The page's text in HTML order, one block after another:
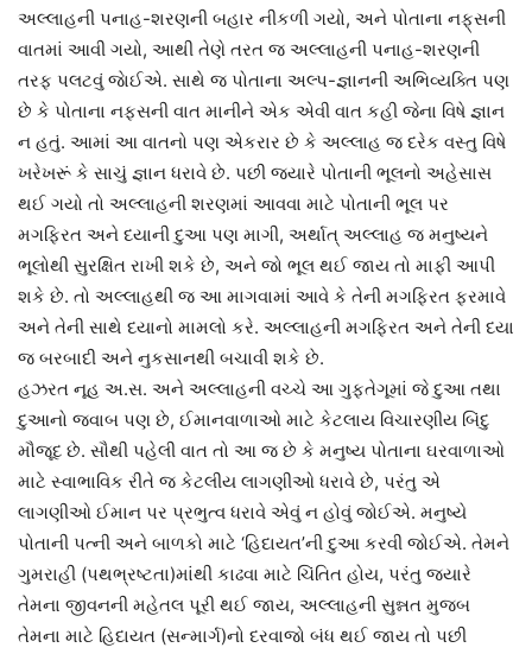
અલ્લાહની પનાહ-શરણની બહાર નીકળી ગયો, અને પોતાના નફ્‌સની
વાતમાં આવી ગયો, આથી તેણે તરત જ અલ્લાહની પનાહ-શરણની
તરફ પલટવું જાેઈએ. સાથે જ પોતાના અલ્પ-જ્ઞાનની અભિવ્યક્તિ પણ
છે કે પોતાના નફ્સની વાત માનીને એક એવી વાત કહી જેના વિષે જ્ઞાન
ન હતું. આમાં આ વાતનો પણ એકરાર છે કે અલ્લાહ જ દરેક વસ્તુ વિષે
ખરેખરૂં કે સાચું જ્ઞાન ધરાવે છે. પછી જ્યારે પોતાની ભૂલનો અહેસાસ
થઈ ગયો તો અલ્લાહની શરણમાં આવવા માટે પોતાની ભૂલ પર
મગફિરત અને દયાની દુઆ પણ માગી, અર્થાત્‌ અલ્લાહ જ મનુષ્યને
ભૂલોથી સુરક્ષિત રાખી શકે છે, અને જો ભૂલ થઈ જાય તો માફી આપી
શકે છે. તો અલ્લાહથી જ આ માગવામાં આવે કે તેની મગફિરત ફરમાવે
અને તેની સાથે દયાનો મામલો કરે. અલ્લાહની મગફિરત અને તેની દયા
જ બરબાદી અને નુકસાનથી બચાવી શકે છે.
હઝરત નૂહ અ.સ. અને અલ્લાહની વચ્ચે આ ગુફતેગૂમાં જે દુઆ તથા
દુઆનો જવાબ પણ છે, ઈમાનવાળાઓ માટે કેટલાય વિચારણીય બિંદુ
મૌજૂદ છે. સૌથી પહેલી વાત તો આ જ છે કે મનુષ્ય પોતાના ઘરવાળાઓ
માટે સ્વાભાવિક રીતે જ કેટલીય લાગણીઓ ધરાવે છે, પરંતુ એ
લાગણીઓ ઈમાન પર પ્રભુત્વ ધરાવે એવું ન હોવું જોઈએ. મનુષ્યે
પોતાની પત્ની અને બાળકો માટે ‘હિદાયત’ની દુઆ કરવી જોઈએ. તેમને
ગુમરાહી (પથભ્રષ્ટતા)માંથી કાઢવા માટે ચિંતિત હોય, પરંતુ જ્યારે
તેમના જીવનની મહેતલ પૂરી થઈ જાય, અલ્લાહની સુન્નત મુજબ
તેમના માટે હિદાયત (સન્માર્ગ)નો દરવાજો બંધ થઈ જાય તો પછી